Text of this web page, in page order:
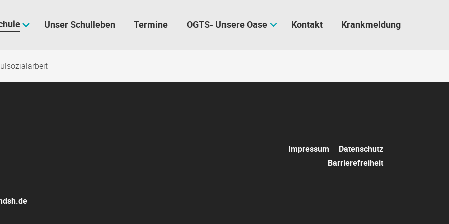
Unser Schulleben Termine OGTS- Unsere Oase Kontakt Krankmeldung
Impressum
Datenschutz
Barrierefreiheit